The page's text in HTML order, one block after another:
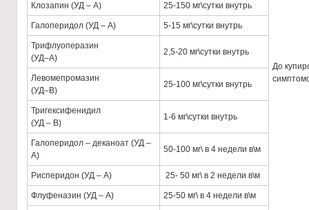
До
Клозапин (УД – А) 25-150 мг\сутки внутрь
Галоперидол (УД – А) 5-15 мг\сутки внутрь
Трифлуоперазин
(УД–А)
2,5-20 мг\сутки внутрь
Левомепромазин
(УД–В)
25-100 мг\сутки внутрь
Тригексифенидил
(УД – В)
1-6 мг\сутки внутрь
Галоперидол – деканоат (УД –
А)
50-100 мг\ в 4 недели в\м
Рисперидон (УД – А) 25- 50 мг\ в 2 недели в\м
Флуфеназин (УД – А) 25-50 мг\ в 4 недели в\м